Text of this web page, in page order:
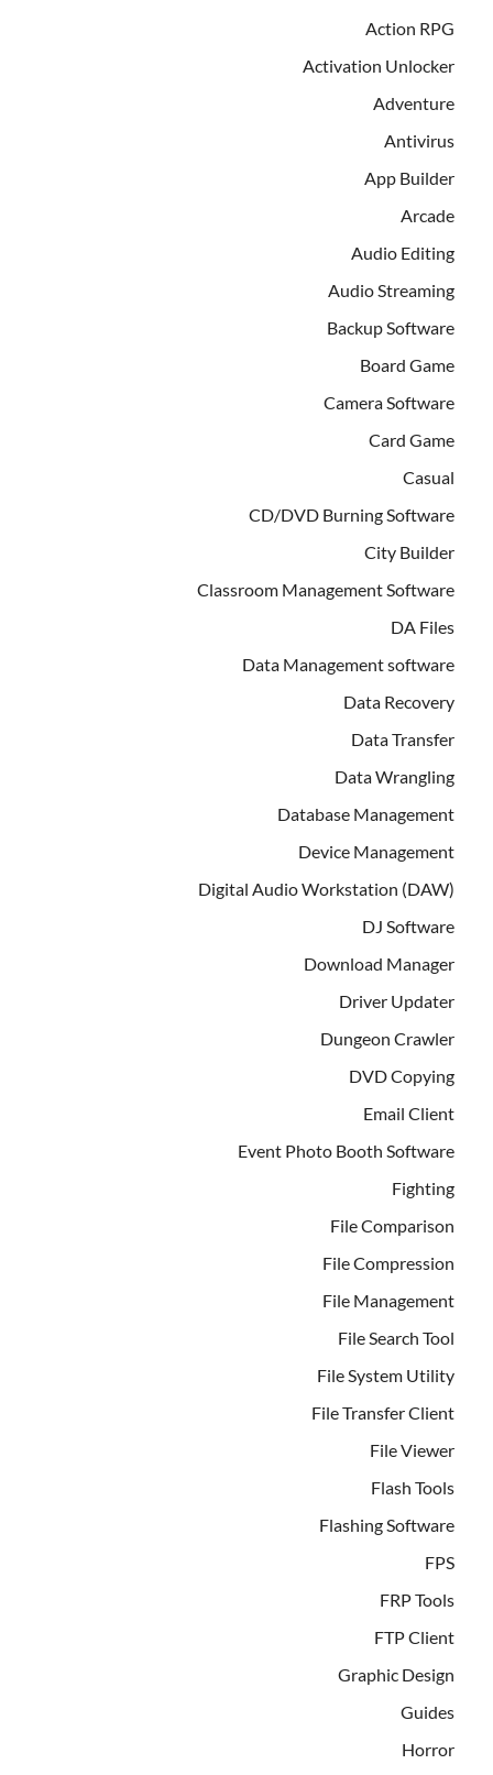
Action RPG
Activation Unlocker
Adventure
Antivirus
App Builder
Arcade
Audio Editing
Audio Streaming
Backup Software
Board Game
Camera Software
Card Game
Casual
CD/DVD Burning Software
City Builder
Classroom Management Software
DA Files
Data Management software
Data Recovery
Data Transfer
Data Wrangling
Database Management
Device Management
Digital Audio Workstation (DAW)
DJ Software
Download Manager
Driver Updater
Dungeon Crawler
DVD Copying
Email Client
Event Photo Booth Software
Fighting
File Comparison
File Compression
File Management
File Search Tool
File System Utility
File Transfer Client
File Viewer
Flash Tools
Flashing Software
FPS
FRP Tools
FTP Client
Graphic Design
Guides
Horror